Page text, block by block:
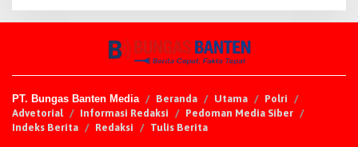
PT. Bungas Banten Media Beranda Utama
Polri
Advetorial
Informasi Redaksi
Pedoman Media Siber
Indeks Berita
Redaksi Tulis Berita